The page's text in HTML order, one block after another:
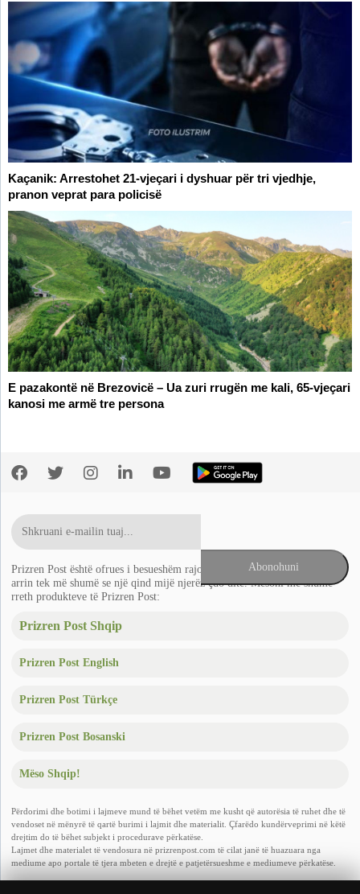
Kaçanik: Arrestohet 21-vjeçari i dyshuar për tri vjedhje,
pranon veprat para policisë
E pazakontë në Brezovicë – Ua zuri rrugën me kali, 65-vjeçari
kanosi me armë tre persona
Prizren Post është ofrues i besueshëm rajonal i lajmeve në Ballkan që
arrin tek më shumë se një qind mijë njerëz çdo ditë. Mësoni më shumë
rreth produkteve të Prizren Post:
Prizren Post Shqip
Prizren Post English
Prizren Post Türkçe
Prizren Post Bosanski
Mëso Shqip!
Përdorimi dhe botimi i lajmeve mund të bëhet vetëm me kusht që autorësia të ruhet dhe të
vendoset në mënyrë të qartë burimi i lajmit dhe materialit. Çfarëdo kundërveprimi në këtë
drejtim do të bëhet subjekt i procedurave përkatëse.
Lajmet dhe materialet të vendosura në prizrenpost.com të cilat janë të huazuara nga
mediume apo portale të tjera mbeten e drejtë e patjetërsueshme e mediumeve përkatëse.